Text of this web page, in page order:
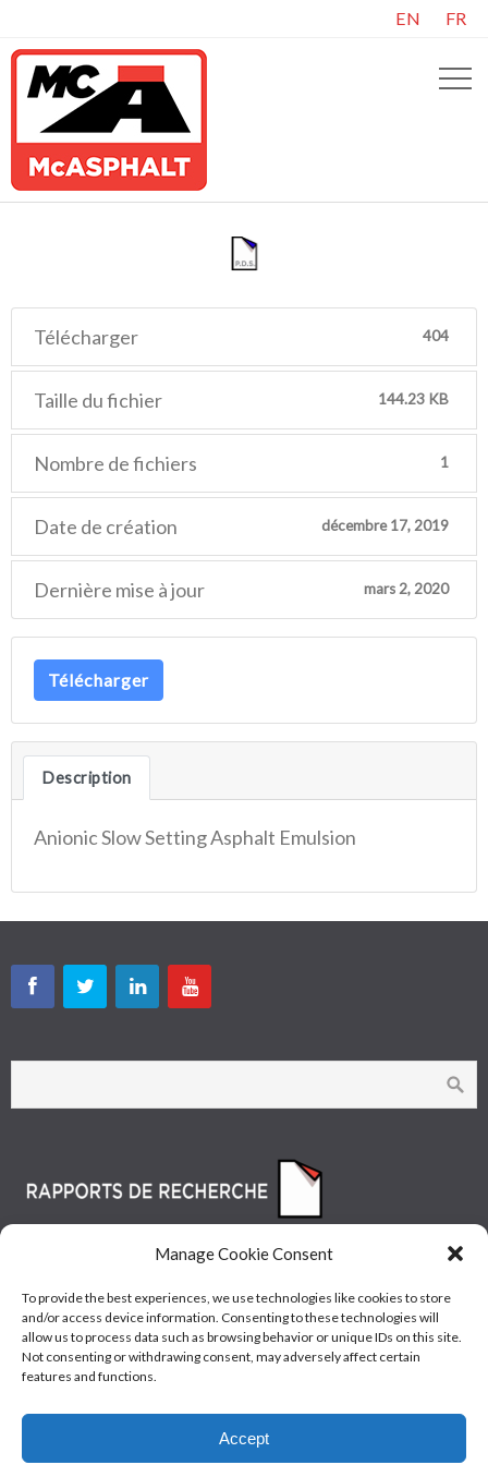
Manage Cookie Consent
To provide the best experiences, we use technologies like cookies to store
and/or access device information. Consenting to these technologies will
allow us to process data such as browsing behavior or unique IDs on this site.
Not consenting or withdrawing consent, may adversely affect certain
features and functions.
Accept
EN FR
Télécharger 404
Taille du fichier 144.23 KB
Nombre de fichiers 1
Date de création décembre 17, 2019
Dernière mise à jour mars 2, 2020
Télécharger
Description
Anionic Slow Setting Asphalt Emulsion
© Les Industries McAsphalt Ltée® 2015 • ISO